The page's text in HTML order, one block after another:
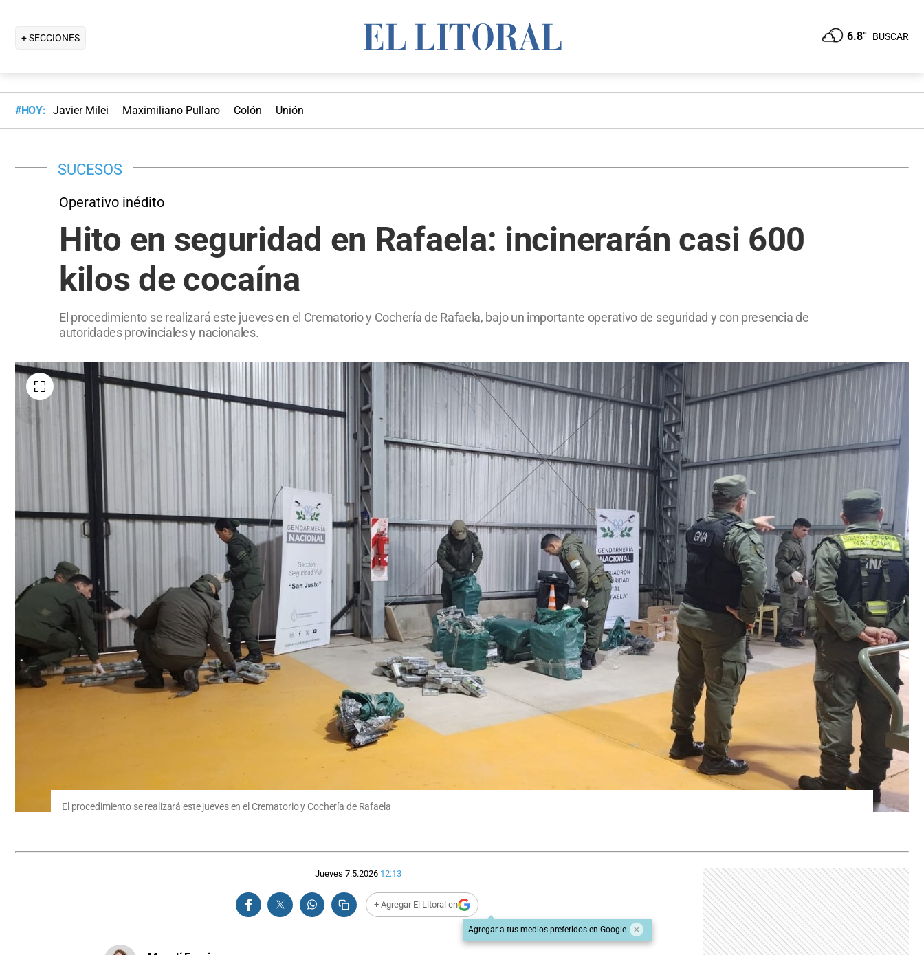
+ SECCIONES 6.8° BUSCAR
#HOY: Javier Milei Maximiliano Pullaro Colón Unión
SUCESOS
Operativo inédito
Hito en seguridad en Rafaela: incinerarán casi 600
kilos de cocaína
El procedimiento se realizará este jueves en el Crematorio y Cochería de Rafaela, bajo un importante operativo de seguridad y con presencia de
autoridades provinciales y nacionales.
El procedimiento se realizará este jueves en el Crematorio y Cochería de Rafaela
Jueves 7.5.2026 12:13
+ Agregar El Litoral en
Agregar a tus medios preferidos en Google